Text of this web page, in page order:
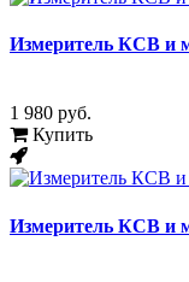
Измеритель КСВ и
1 980 руб.
Купить
Измеритель КСВ и